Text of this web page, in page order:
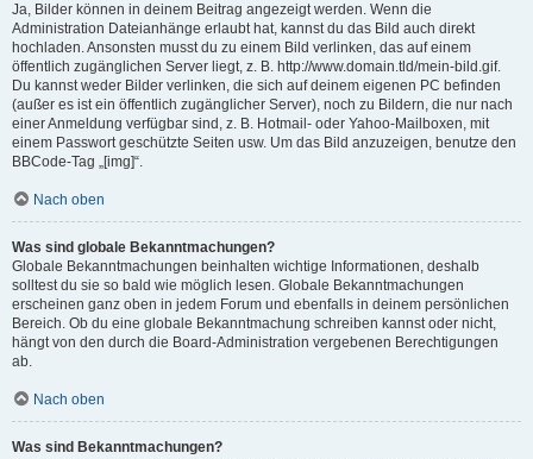
Ja, Bilder können in deinem Beitrag angezeigt werden. Wenn die
Administration Dateianhänge erlaubt hat, kannst du das Bild auch direkt
hochladen. Ansonsten musst du zu einem Bild verlinken, das auf einem
öffentlich zugänglichen Server liegt, z. B. http://www.domain.tld/mein-bild.gif.
Du kannst weder Bilder verlinken, die sich auf deinem eigenen PC befinden
(außer es ist ein öffentlich zugänglicher Server), noch zu Bildern, die nur nach
einer Anmeldung verfügbar sind, z. B. Hotmail- oder Yahoo-Mailboxen, mit
einem Passwort geschützte Seiten usw. Um das Bild anzuzeigen, benutze den
BBCode-Tag „[img]“.
Nach oben
Was sind globale Bekanntmachungen?
Globale Bekanntmachungen beinhalten wichtige Informationen, deshalb
solltest du sie so bald wie möglich lesen. Globale Bekanntmachungen
erscheinen ganz oben in jedem Forum und ebenfalls in deinem persönlichen
Bereich. Ob du eine globale Bekanntmachung schreiben kannst oder nicht,
hängt von den durch die Board-Administration vergebenen Berechtigungen
ab.
Nach oben
Was sind Bekanntmachungen?